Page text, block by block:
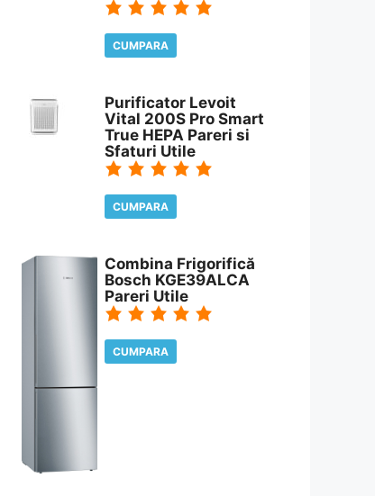
CUMPARA
Purificator Levoit
Vital 200S Pro Smart
True HEPA Pareri si
Sfaturi Utile
CUMPARA
Combina Frigorifică
Bosch KGE39ALCA
Pareri Utile
CUMPARA